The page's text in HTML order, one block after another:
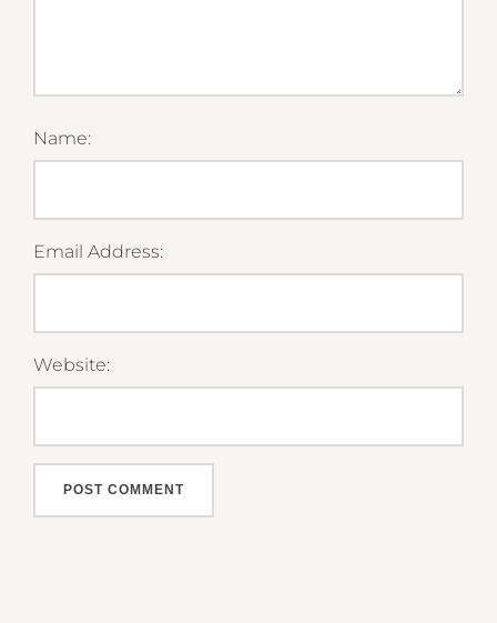
Name:
Email Address:
Website: